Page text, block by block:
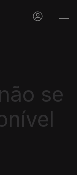
se